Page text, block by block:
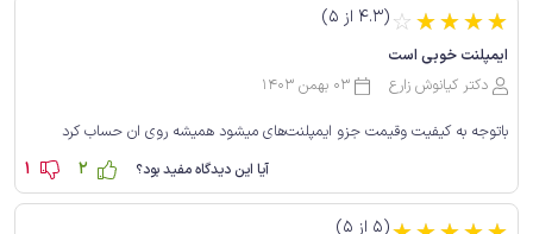
(4.3 از 5)☆☆☆☆☆
ایمپلنت خوبی است
دکتر کیانوش زارع
03 بهمن 1403
باتوجه به کیفیت وقیمت جزو ایمپلنت‌های میشود همیشه روی ان حساب کرد
آیا این دیدگاه مفید بود؟ 2
1
(5 از 5)